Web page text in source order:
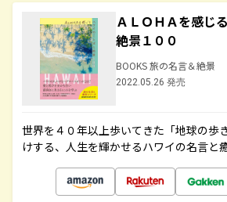
ＡＬＯＨＡを感じ
絶景１００
BOOKS 旅の名言＆絶景
2022.05.26 発売
世界を４０年以上歩いてきた「地球の歩
けする、人生を輝かせるハワイの名言と